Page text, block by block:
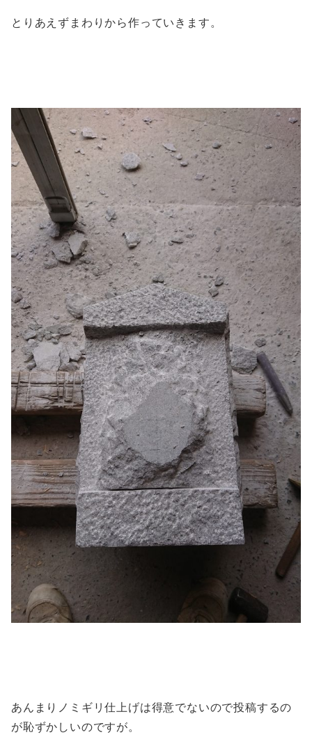
とりあえずまわりから作っていきます。
あんまりノミギリ仕上げは得意でないので投稿するの
が恥ずかしいのですが。